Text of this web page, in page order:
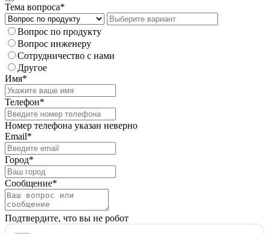
Тема вопроса*
Вопрос по продукту
Вопрос инженеру
Сотрудничество с нами
Другое
Имя*
Телефон*
Номер телефона указан неверно
Email*
Город*
Сообщение*
Подтвердите, что вы не робот